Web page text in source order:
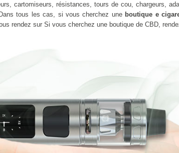
cartomiseurs, résistances, tours de cou, chargeurs,
tous les cas, si vous cherchez une boutique e
rendez sur Si vous cherchez une boutique de CBD,